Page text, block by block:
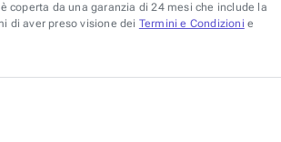
coperta da una garanzia di 24 mesi che include la
di aver preso visione dei Termini e Condizioni e